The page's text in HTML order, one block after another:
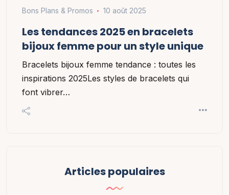
Bons Plans & Promos 10 août 2025
Les tendances 2025 en bracelets
bijoux femme pour un style unique
Bracelets bijoux femme tendance : toutes les
inspirations 2025Les styles de bracelets qui
font vibrer…
Articles populaires